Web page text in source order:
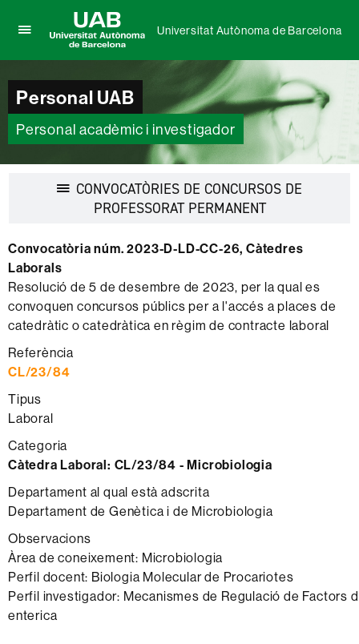
per
desplegar
el
menú
de
Universitat
Barcelona
Autònoma
de
Universitat Autònoma de Barcelona
Personal UAB
Personal acadèmic i investigador
CONVOCATÒRIES DE CONCURSOS DE
PROFESSORAT PERMANENTDesplegar
Convocatòria núm. 2023-D-LD-CC-26, Càtedres
Laborals
Resolució de 5 de desembre de 2023, per la qual es
convoquen concursos públics per a l'accés a places de
catedràtic o catedràtica en règim de contracte laboral
Referència
CL/23/84
Tipus
Laboral
Categoria
Càtedra Laboral: CL/23/84 - Microbiologia
Departament al qual està adscrita
Departament de Genètica i de Microbiologia
Observacions
Àrea de coneixement: Microbiologia
Perfil docent: Biologia Molecular de Procariotes
Perfil investigador: Mecanismes de Regulació de Factors
enterica